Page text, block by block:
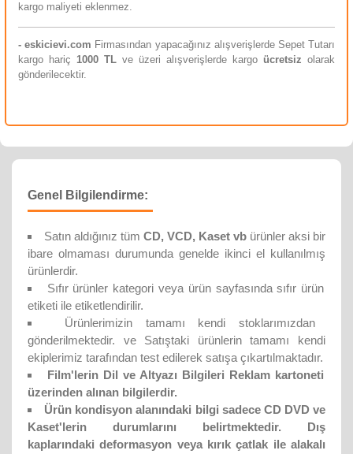
kargo maliyeti eklenmez.
-eskicievi.com Firmasından yapacağınız alışverişlerde Sepet Tutarı
kargo hariç1000 TL ve üzeri alışverişlerde kargo ücretsiz olarak
gönderilecektir.
Genel Bilgilendirme:
Satın aldığınız tüm CD, VCD, Kaset vb ürünler aksi bir
ibare olmaması durumunda genelde ikinci el kullanılmış
ürünlerdir.
Sıfır ürünler kategori veya ürün sayfasında sıfır ürün
etiketi ile etiketlendirilir.
Ürünlerimizin tamamı kendi stoklarımızdan
gönderilmektedir. ve Satıştaki ürünlerin tamamı kendi
ekiplerimiz tarafından test edilerek satışa çıkartılmaktadır.
Film'lerin Dil ve Altyazı Bilgileri Reklam kartoneti
üzerinden alınan bilgilerdir.
Ürün kondisyon alanındaki bilgi sadece CD DVD ve
Kaset'lerin durumlarını belirtmektedir. Dış
kaplarındaki deformasyon veya kırık çatlak ile alakalı